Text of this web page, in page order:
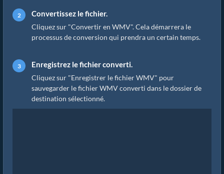
Convertissez le fichier.
Cliquez sur "Convertir en WMV". Cela démarrera le
processus de conversion qui prendra un certain temps.
Enregistrez le fichier converti.
Cliquez sur "Enregistrer le fichier WMV" pour
sauvegarder le fichier WMV converti dans le dossier de
destination sélectionné.